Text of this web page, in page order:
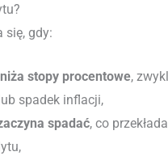
się, gdy:
stopy procentowe,
spadek inflacji,
spadać, co